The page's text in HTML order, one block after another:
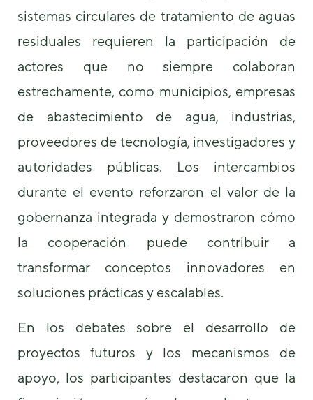
sistemas circulares de tratamiento de aguas
residuales requieren la participación de
actores que no siempre colaboran
estrechamente, como municipios, empresas
de abastecimiento de agua, industrias,
proveedores de tecnología, investigadores y
autoridades públicas. Los intercambios
durante el evento reforzaron el valor de la
gobernanza integrada y demostraron cómo
la cooperación puede contribuir a
transformar conceptos innovadores en
soluciones prácticas y escalables.
En los debates sobre el desarrollo de
proyectos futuros y los mecanismos de
apoyo, los participantes destacaron que la